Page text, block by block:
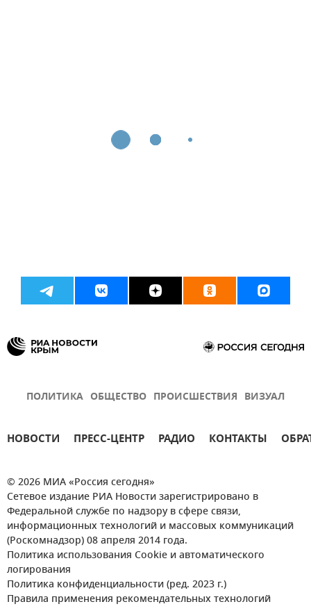
ПОЛИТИКА ОБЩЕСТВО ПРОИСШЕСТВИЯ ВИЗУАЛ
НОВОСТИ ПРЕСС-ЦЕНТР РАДИО КОНТАКТЫ
© 2026 МИА «Россия сегодня»
Сетевое издание РИА Новости зарегистрировано в
Федеральной службе по надзору в сфере связи,
информационных технологий и массовых коммуникаций
(Роскомнадзор) 08 апреля 2014 года.
Политика использования Cookie и автоматического
логирования
Политика конфиденциальности (ред. 2023 г.)
Правила применения рекомендательных технологий